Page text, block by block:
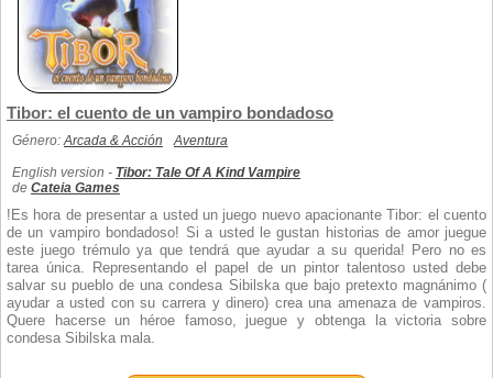
Tibor: el cuento de un vampiro bondadoso
Género:Arcada & Acción Aventura
English version - Tibor: Tale Of A Kind Vampire
de Cateia Games
!Es hora de presentar a usted un juego nuevo apacionante Tibor: el cuento
de un vampiro bondadoso! Si a usted le gustan historias de amor juegue
este juego trémulo ya que tendrá que ayudar a su querida! Pero no es
tarea única. Representando el papel de un pintor talentoso usted debe
salvar su pueblo de una condesa Sibilska que bajo pretexto magnánimo (
ayudar a usted con su carrera y dinero) crea una amenaza de vampiros.
Quere hacerse un héroe famoso, juegue y obtenga la victoria sobre
condesa Sibilska mala.